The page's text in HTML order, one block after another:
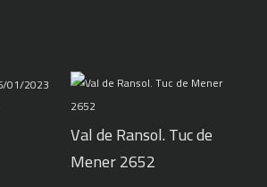
Val de Ransol. Tuc de
Mener 2652